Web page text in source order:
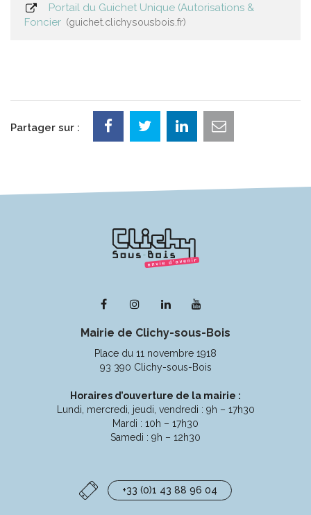
Portail du Guichet Unique (Autorisations &
Foncier
guichet.clichysousbois.fr
Partager sur :
Lien
le
compte
Facebook
Lien
le
compte
Instagram
Lien
le
compte
Linkedin
la
chaîne
Youtube
Mairie de Clichy-sous-Bois
Place du 11 novembre 1918
93 390 Clichy-sous-Bois
Horaires d’ouverture de la mairie :
Lundi, mercredi, jeudi, vendredi : 9h – 17h30
Mardi : 10h – 17h30
Samedi : 9h – 12h30
+33 (0)1 43 88 96 04